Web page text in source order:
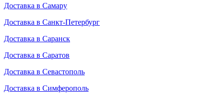
Доставка в Самару
Доставка в Санкт-Петербург
Доставка в Саранск
Доставка в Саратов
Доставка в Севастополь
Доставка в Симферополь